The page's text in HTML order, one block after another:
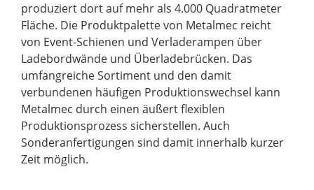
produziert dort auf mehr als 4.000 Quadratmeter
Fläche. Die Produktpalette von Metalmec reicht
von Event-Schienen und Verladerampen über
Ladebordwände und Überladebrücken. Das
umfangreiche Sortiment und den damit
verbundenen häufigen Produktionswechsel kann
Metalmec durch einen äußert flexiblen
Produktionsprozess sicherstellen. Auch
Sonderanfertigungen sind damit innerhalb kurzer
Zeit möglich.